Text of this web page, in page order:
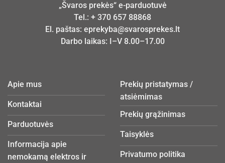
„Švaros prekės“ e-parduotuvė
Tel.: + 370 657 88868
El. paštas: eprekyba@svarosprekes.lt
Darbo laikas: I–V 8.00–17.00
Apie mus
Kontaktai
Parduotuvės
Informacija apie
nemokamą elektros ir
Prekių pristatymas /
atsiėmimas
Prekių grąžinimas
Taisyklės
Privatumo politika